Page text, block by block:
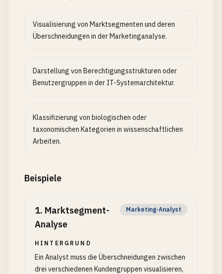
Visualisierung von Marktsegmenten und deren
Überschneidungen in der Marketinganalyse.
Darstellung von Berechtigungsstrukturen oder
Benutzergruppen in der IT-Systemarchitektur.
Klassifizierung von biologischen oder
taxonomischen Kategorien in wissenschaftlichen
Arbeiten.
Beispiele
1. Marktsegment-
Analyse
Marketing-Analyst
HINTERGRUND
Ein Analyst muss die Überschneidungen zwischen
drei verschiedenen Kundengruppen visualisieren,